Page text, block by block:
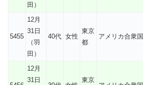
田）
5455
12月
31日
（羽
田）
40代 女性
東京
都
アメリカ合衆国
12月
31日
東京